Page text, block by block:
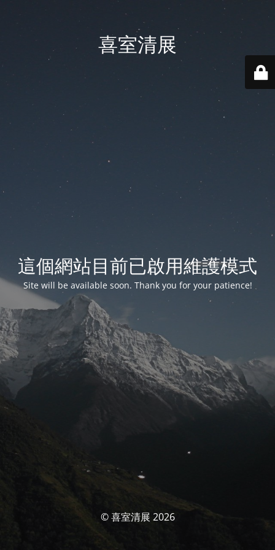
喜室清展
這個網站目前已啟用維護模式
Site will be available soon. Thank you for your patience!
© 喜室清展 2026